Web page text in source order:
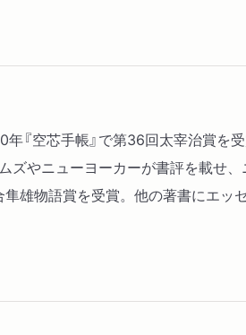
『空芯手帳』で第36回太宰治賞を
ズやニューヨーカーが書評を載せ
雄物語賞を受賞。他の著書にエッ